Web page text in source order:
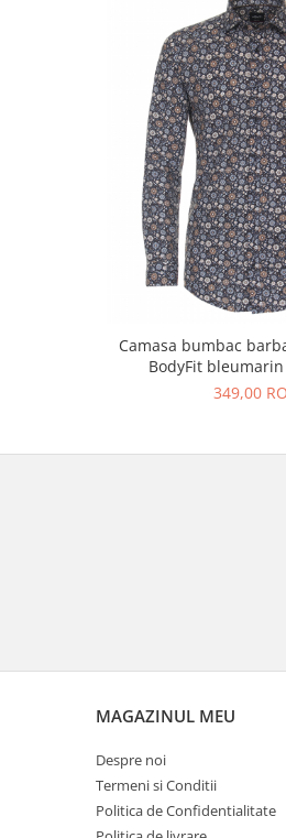
Camasa bumbac
BodyFit
349,00
MAGAZINUL MEU
Despre noi
Termeni si Conditii
Politica de Confidentialitate